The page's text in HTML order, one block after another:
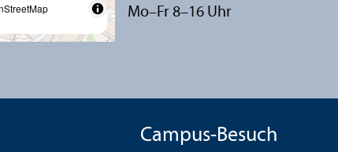
Mo–Fr 8–16 Uhr
Campus-Besuch